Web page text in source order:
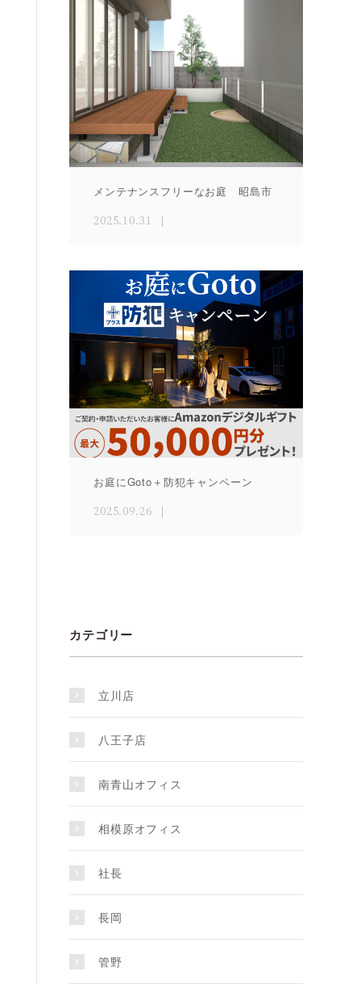
メンテナンスフリーなお庭 昭島市
2025.10.31
お庭にGoto＋防犯キャンペーン
2025.09.26
カテゴリー
立川店
八王子店
南青山オフィス
相模原オフィス
社長
長岡
管野